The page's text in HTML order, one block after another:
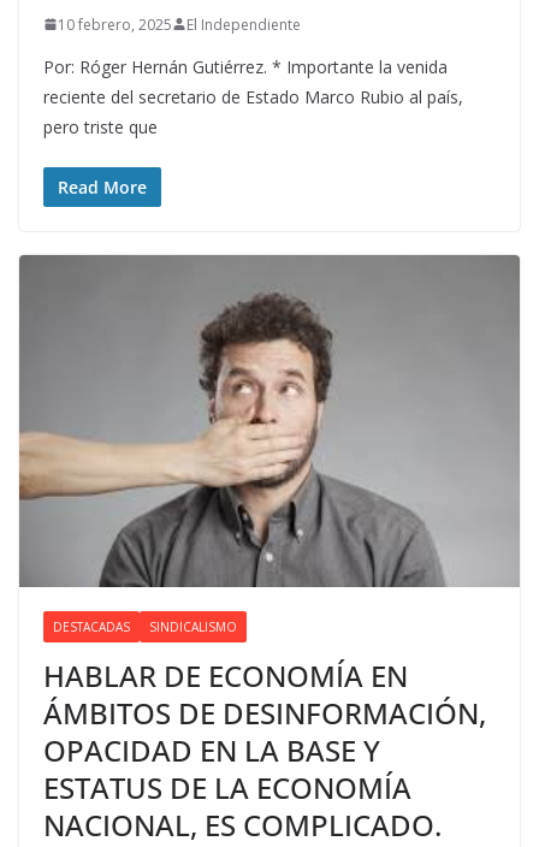
10 febrero, 2025 El Independiente
Por: Róger Hernán Gutiérrez. * Importante la venida
reciente del secretario de Estado Marco Rubio al país,
pero triste que
Read More
DESTACADAS SINDICALISMO
HABLAR DE ECONOMÍA EN
ÁMBITOS DE DESINFORMACIÓN,
OPACIDAD EN LA BASE Y
ESTATUS DE LA ECONOMÍA
NACIONAL, ES COMPLICADO.